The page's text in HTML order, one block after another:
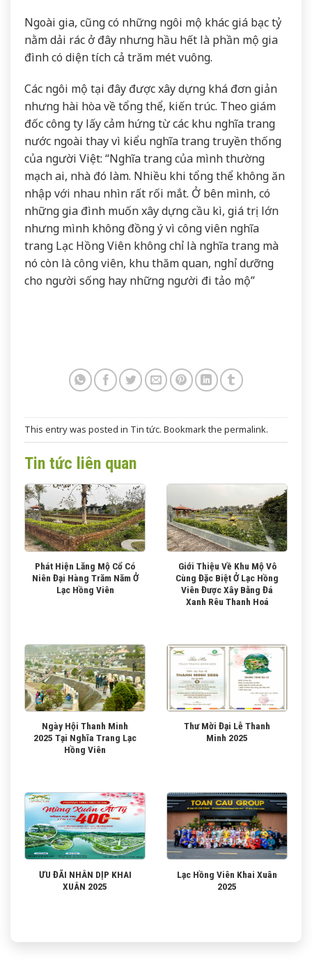
Ngoài gia, cũng có những ngôi mộ khác giá bạc tỷ
nằm dải rác ở đây nhưng hầu hết là phần mộ gia
đình có diện tích cả trăm mét vuông.
Các ngôi mộ tại đây được xây dựng khá đơn giản
nhưng hài hòa về tổng thể, kiến trúc. Theo giám
đốc công ty lấy cảm hứng từ các khu nghĩa trang
nước ngoài thay vì kiểu nghĩa trang truyền thống
của người Việt: “Nghĩa trang của mình thường
mạch ai, nhà đó làm. Nhiều khi tổng thể không ăn
nhập với nhau nhìn rất rối mắt. Ở bên mình, có
những gia đình muốn xây dựng cầu kì, giá trị lớn
nhưng mình không đồng ý vì công viên nghĩa
trang Lạc Hồng Viên không chỉ là nghĩa trang mà
nó còn là công viên, khu thăm quan, nghỉ dưỡng
cho người sống hay những người đi tảo mộ”
This entry was posted in Tin tức. Bookmark the permalink.
Tin tức liên quan
Phát Hiện Lăng Mộ Cổ Có
Niên Đại Hàng Trăm Năm Ở
Lạc Hồng Viên
Giới Thiệu Về Khu Mộ Vô
Cùng Đặc Biệt Ở Lạc Hồng
Viên Được Xây Bằng Đá
Xanh Rêu Thanh Hoá
Ngày Hội Thanh Minh
2025 Tại Nghĩa Trang Lạc
Hồng Viên
Thư Mời Đại Lễ Thanh
Minh 2025
ƯU ĐÃI NHÂN DỊP KHAI
XUÂN 2025
Lạc Hồng Viên Khai Xuân
2025